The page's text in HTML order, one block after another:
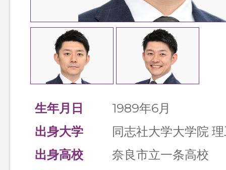
生年月日
1989年6月
出身大学
同志社大学大学院
出身高校
奈良市立一条高校